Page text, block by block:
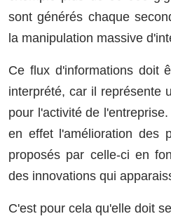
sont générés chaque
la manipulation massive
Ce flux d'informations doit
interprété, car il représente
pour l'activité de
en effet l'amélioration des
proposés par celle-ci en
des innovations qui
C'est pour cela qu'elle doit